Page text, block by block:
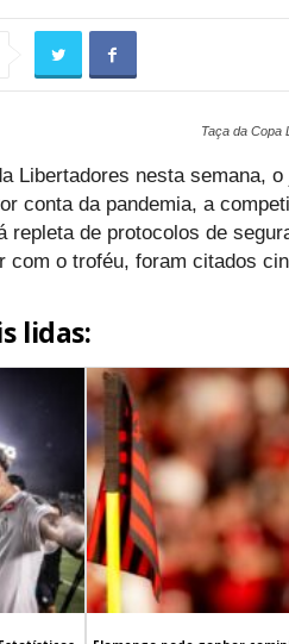
Taça da Copa
Libertadores nesta semana, o
conta da pandemia, a
repleta de protocolos de
com o troféu, foram citados
lidas: